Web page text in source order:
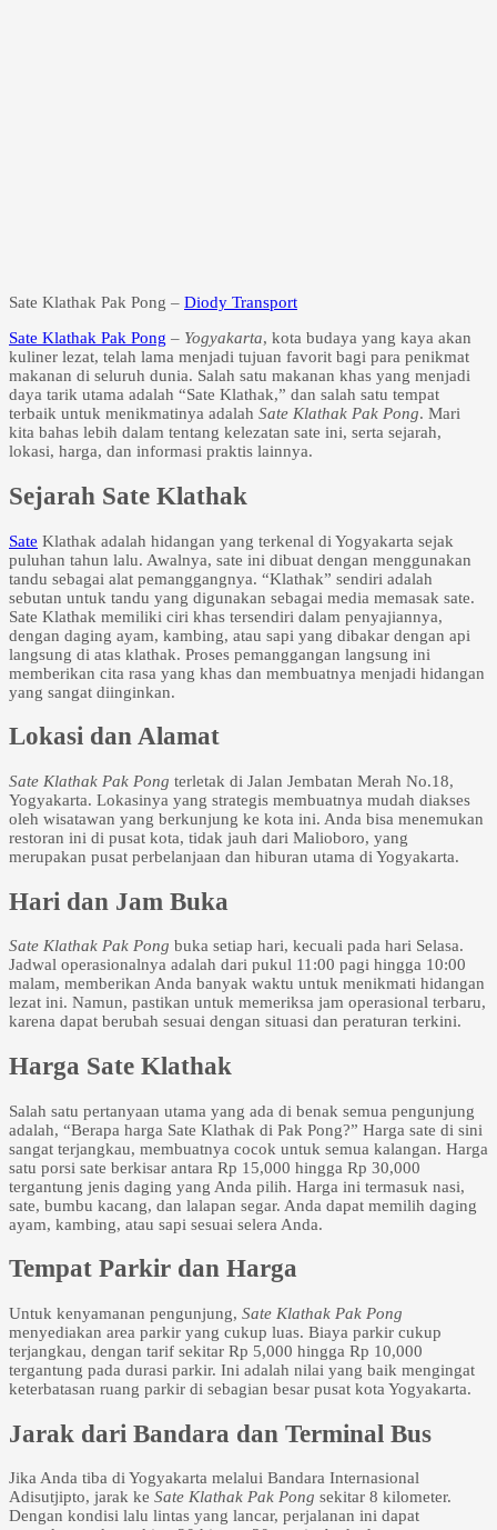
Sate Klathak Pak Pong – Diody Transport
Sate Klathak Pak Pong – Yogyakarta, kota budaya yang kaya akan
kuliner lezat, telah lama menjadi tujuan favorit bagi para penikmat
makanan di seluruh dunia. Salah satu makanan khas yang menjadi
daya tarik utama adalah “Sate Klathak,” dan salah satu tempat
terbaik untuk menikmatinya adalah Sate Klathak Pak Pong. Mari
kita bahas lebih dalam tentang kelezatan sate ini, serta sejarah,
lokasi, harga, dan informasi praktis lainnya.
Sejarah Sate Klathak
Sate Klathak adalah hidangan yang terkenal di Yogyakarta sejak
puluhan tahun lalu. Awalnya, sate ini dibuat dengan menggunakan
tandu sebagai alat pemanggangnya. “Klathak” sendiri adalah
sebutan untuk tandu yang digunakan sebagai media memasak sate.
Sate Klathak memiliki ciri khas tersendiri dalam penyajiannya,
dengan daging ayam, kambing, atau sapi yang dibakar dengan api
langsung di atas klathak. Proses pemanggangan langsung ini
memberikan cita rasa yang khas dan membuatnya menjadi hidangan
yang sangat diinginkan.
Lokasi dan Alamat
Sate Klathak Pak Pong terletak di Jalan Jembatan Merah No.18,
Yogyakarta. Lokasinya yang strategis membuatnya mudah diakses
oleh wisatawan yang berkunjung ke kota ini. Anda bisa menemukan
restoran ini di pusat kota, tidak jauh dari Malioboro, yang
merupakan pusat perbelanjaan dan hiburan utama di Yogyakarta.
Hari dan Jam Buka
Sate Klathak Pak Pong buka setiap hari, kecuali pada hari Selasa.
Jadwal operasionalnya adalah dari pukul 11:00 pagi hingga 10:00
malam, memberikan Anda banyak waktu untuk menikmati hidangan
lezat ini. Namun, pastikan untuk memeriksa jam operasional terbaru,
karena dapat berubah sesuai dengan situasi dan peraturan terkini.
Harga Sate Klathak
Salah satu pertanyaan utama yang ada di benak semua pengunjung
adalah, “Berapa harga Sate Klathak di Pak Pong?” Harga sate di sini
sangat terjangkau, membuatnya cocok untuk semua kalangan. Harga
satu porsi sate berkisar antara Rp 15,000 hingga Rp 30,000
tergantung jenis daging yang Anda pilih. Harga ini termasuk nasi,
sate, bumbu kacang, dan lalapan segar. Anda dapat memilih daging
ayam, kambing, atau sapi sesuai selera Anda.
Tempat Parkir dan Harga
Untuk kenyamanan pengunjung, Sate Klathak Pak Pong
menyediakan area parkir yang cukup luas. Biaya parkir cukup
terjangkau, dengan tarif sekitar Rp 5,000 hingga Rp 10,000
tergantung pada durasi parkir. Ini adalah nilai yang baik mengingat
keterbatasan ruang parkir di sebagian besar pusat kota Yogyakarta.
Jarak dari Bandara dan Terminal Bus
Jika Anda tiba di Yogyakarta melalui Bandara Internasional
Adisutjipto, jarak ke Sate Klathak Pak Pong sekitar 8 kilometer.
Dengan kondisi lalu lintas yang lancar, perjalanan ini dapat